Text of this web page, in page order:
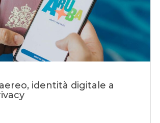
identità digitale a